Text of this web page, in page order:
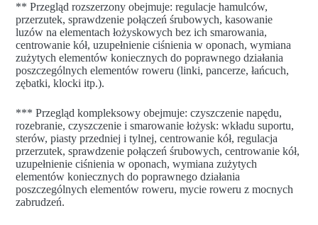
** Przegląd rozszerzony obejmuje: regulacje hamulców,
przerzutek, sprawdzenie połączeń śrubowych, kasowanie
luzów na elementach łożyskowych bez ich smarowania,
centrowanie kół, uzupełnienie ciśnienia w oponach, wymiana
zużytych elementów koniecznych do poprawnego działania
poszczególnych elementów roweru (linki, pancerze, łańcuch,
zębatki, klocki itp.).
*** Przegląd kompleksowy obejmuje: czyszczenie napędu,
rozebranie, czyszczenie i smarowanie łożysk: wkładu suportu,
sterów, piasty przedniej i tylnej, centrowanie kół, regulacja
przerzutek, sprawdzenie połączeń śrubowych, centrowanie kół,
uzupełnienie ciśnienia w oponach, wymiana zużytych
elementów koniecznych do poprawnego działania
poszczególnych elementów roweru, mycie roweru z mocnych
zabrudzeń.